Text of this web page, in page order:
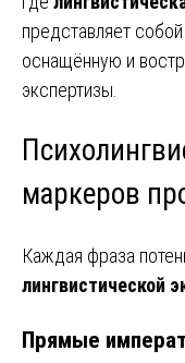
представляет
оснащённую и
экспертизы.
маркеров
Каждая фраза
лингвистической
Прямые